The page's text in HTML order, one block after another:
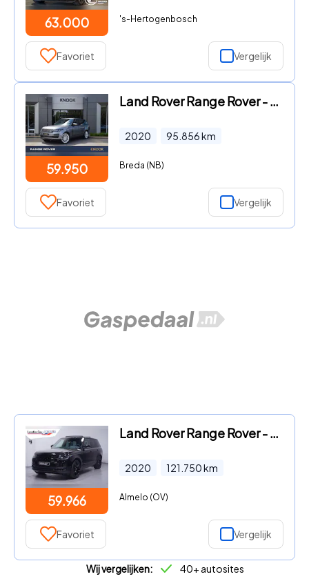
63.000 's-Hertogenbosch
Favoriet Vergelijk
59.950
Land Rover Range Rover - P400e Vogue
2020 95.856km
Breda (NB)
Favoriet Vergelijk
59.966
Land Rover Range Rover - 2.0 P400e Autobiography pano DAB HUD 22-inch lmv stoel verwa
2020 121.750km
Almelo (OV)
Favoriet Vergelijk
Wij vergelijken: 40+ autosites